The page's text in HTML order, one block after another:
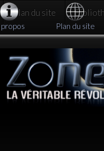
Plan du site
Plan du site